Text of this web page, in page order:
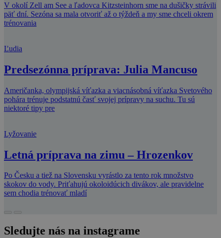
V okolí Zell am See a ľadovca Kitzsteinhorn sme na dušičky strávili
päť dní. Sezóna sa mala otvoriť až o týždeň a my sme chceli okrem
trénovania
Ľudia
Predsezónna príprava: Julia Mancuso
Američanka, olympijská víťazka a viacnásobná víťazka Svetového
pohára trénuje podstatnú časť svojej prípravy na suchu. Tu sú
niektoré tipy pre
Lyžovanie
Letná príprava na zimu – Hrozenkov
Po Česku a tiež na Slovensku vyrástlo za tento rok množstvo
skokov do vody. Priťahujú okoloidúcich divákov, ale pravidelne
sem chodia trénovať mladí
Sledujte nás na instagrame